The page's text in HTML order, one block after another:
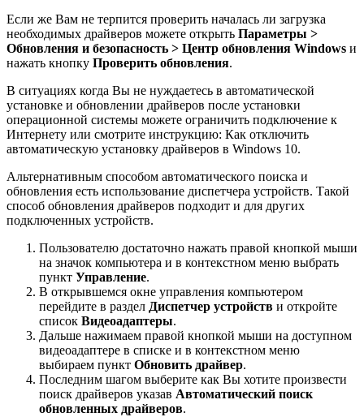
Если же Вам не терпится проверить началась ли загрузка
необходимых драйверов можете открыть Параметры >
Обновления и безопасность > Центр обновления Windows и
нажать кнопку Проверить обновления.
В ситуациях когда Вы не нуждаетесь в автоматической
установке и обновлении драйверов после установки
операционной системы можете ограничить подключение к
Интернету или смотрите инструкцию: Как отключить
автоматическую установку драйверов в Windows 10.
Альтернативным способом автоматического поиска и
обновления есть использование диспетчера устройств. Такой
способ обновления драйверов подходит и для других
подключенных устройств.
Пользователю достаточно нажать правой кнопкой мыши
на значок компьютера и в контекстном меню выбрать
пункт Управление.
В открывшемся окне управления компьютером
перейдите в раздел Диспетчер устройств и откройте
список Видеоадаптеры.
Дальше нажимаем правой кнопкой мыши на доступном
видеоадаптере в списке и в контекстном меню
выбираем пункт Обновить драйвер.
Последним шагом выберите как Вы хотите произвести
поиск драйверов указав Автоматический поиск
обновленных драйверов.